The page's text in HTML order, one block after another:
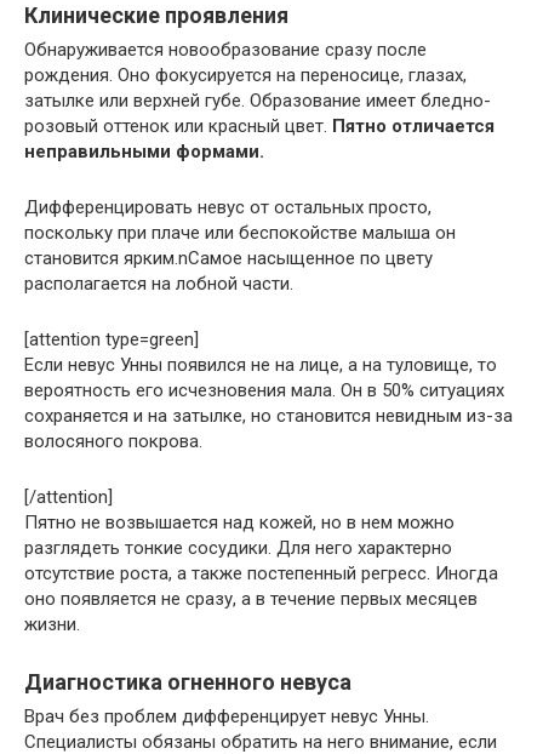
Клинические проявления
Обнаруживается новообразование сразу после
рождения. Оно фокусируется на переносице, глазах,
затылке или верхней губе. Образование имеет бледно-
розовый оттенок или красный цвет. Пятно отличается
неправильными формами.
Дифференцировать невус от остальных просто,
поскольку при плаче или беспокойстве малыша он
становится ярким.nСамое насыщенное по цвету
располагается на лобной части.
[attention type=green]
Если невус Унны появился не на лице, а на туловище, то
вероятность его исчезновения мала. Он в 50% ситуациях
сохраняется и на затылке, но становится невидным из-за
волосяного покрова.
[/attention]
Пятно не возвышается над кожей, но в нем можно
разглядеть тонкие сосудики. Для него характерно
отсутствие роста, а также постепенный регресс. Иногда
оно появляется не сразу, а в течение первых месяцев
жизни.
Диагностика огненного невуса
Врач без проблем дифференцирует невус Унны.
Специалисты обязаны обратить на него внимание, если